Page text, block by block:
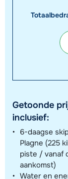
Getoonde
inclusief:
6-daagse
Plagne (225
piste / vanaf
aankomst)
Water en